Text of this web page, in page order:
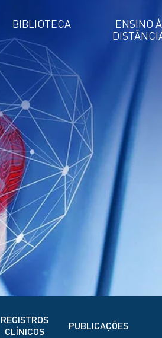
BIBLIOTECA
ENSINO À
REGISTROS
CLÍNICOS
PUBLICAÇÕES